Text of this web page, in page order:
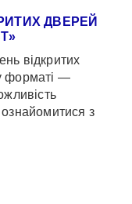
ДВЕРЕЙ
відкритих
форматі —
з